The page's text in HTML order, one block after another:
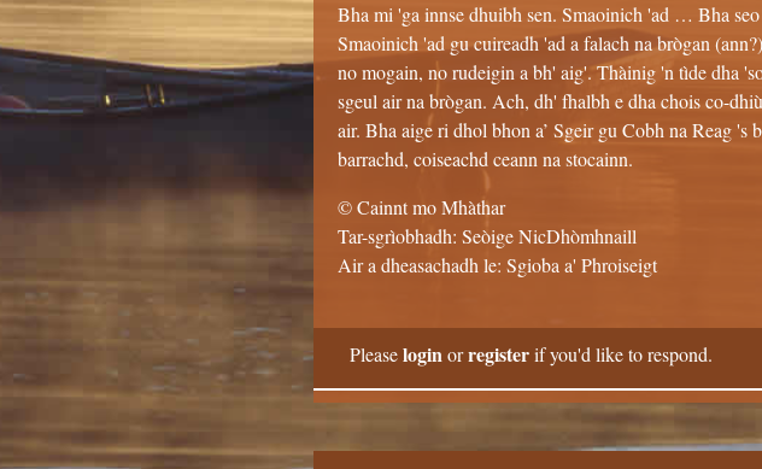
Bha mi 'ga innse dhuibh sen. Smaoinich 'ad … Bha
Smaoinich 'ad gu cuireadh 'ad a falach na brògan
no mogain, no rudeigin a bh' aig'. Thàinig 'n tìde dha
sgeul air na brògan. Ach, dh' fhalbh e dha chois co-
air. Bha aige ri dhol bhon a’ Sgeir gu Cobh na Reag 's
barrachd, coiseachd ceann na stocainn.
© Cainnt mo Mhàthar
Tar-sgrìobhadh: Seòige NicDhòmhnaill
Air a dheasachadh le: Sgioba a' Phroiseigt
Pleaseloginorregisterif you'd like to respond.